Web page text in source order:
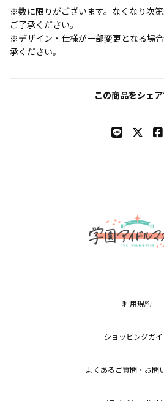
※数に限りがございます。なくなり次
ご了承ください。
※デザイン・仕様が一部変更となる場
承ください。
この商品をシェ
利用規約
ショッピングガイ
よくあるご質問・お問